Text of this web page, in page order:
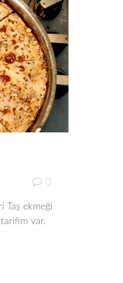
0
Taş ekmeği
tarifim var.